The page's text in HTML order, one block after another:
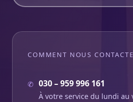
COMMENT NOUS
✆ 030 – 959 996 161
À votre service du lundi au